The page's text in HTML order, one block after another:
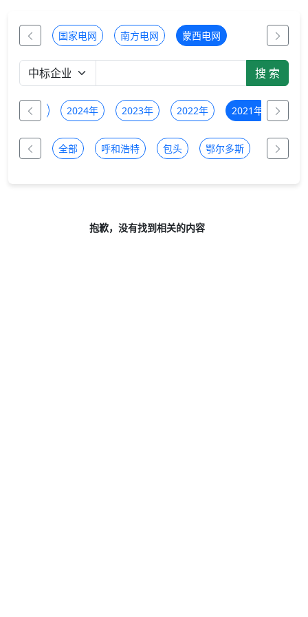
国家电网 南方电网 蒙西电网
2025年 2024年 2023年 2022年 2021年
全部 呼和浩特 包头 鄂尔多斯 乌兰察布
抱歉，没有找到相关的内容